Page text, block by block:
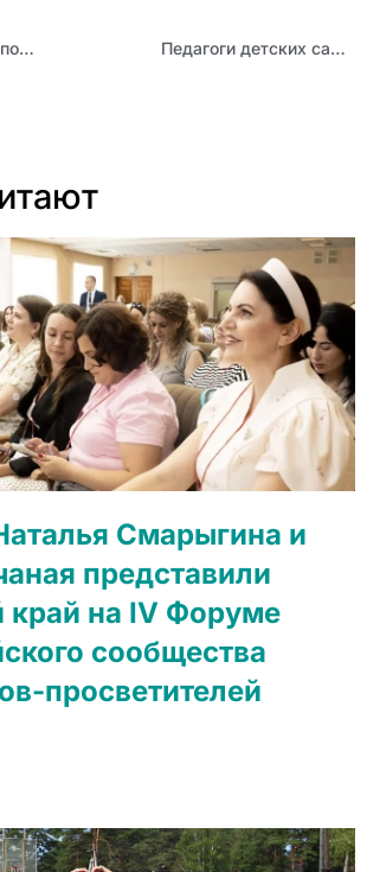
Фонд БИЦ АИРО пополнен художественными произведениями издательства «Детская и юношеская книга» Педагоги детских садов узнали новые приемы работы с детьми с ОВЗ
Смарыгина и
представили
край на IV Форуме
сообщества
просветителей